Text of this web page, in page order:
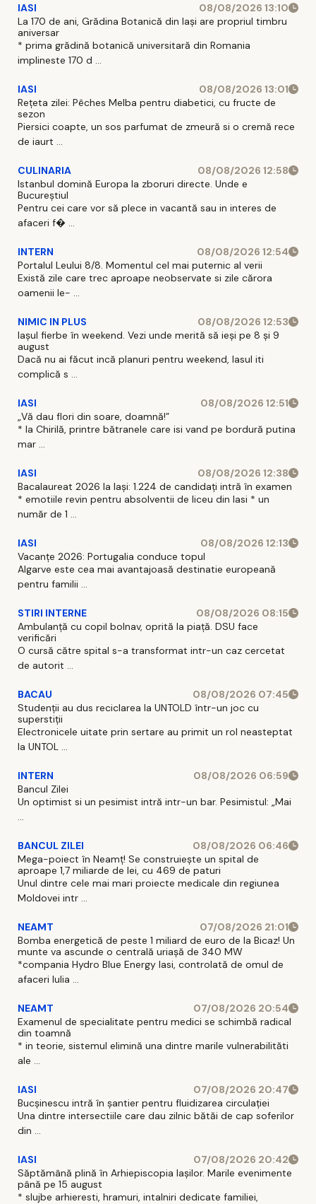
IASI
08/08/2026 13:10
La 170 de ani, Grădina Botanică din Iași are propriul timbru
aniversar
* prima grădină botanică universitară din Romania
implineste 170 d ...
IASI
08/08/2026 13:01
Rețeta zilei: Pêches Melba pentru diabetici, cu fructe de
sezon
Piersici coapte, un sos parfumat de zmeură si o cremă rece
de iaurt ...
CULINARIA
08/08/2026 12:58
Istanbul domină Europa la zboruri directe. Unde e
Bucureștiul
Pentru cei care vor să plece in vacantă sau in interes de
afaceri f� ...
INTERN
08/08/2026 12:54
Portalul Leului 8/8. Momentul cel mai puternic al verii
Există zile care trec aproape neobservate si zile cărora
oamenii le- ...
NIMIC IN PLUS
08/08/2026 12:53
Iașul fierbe în weekend. Vezi unde merită să ieși pe 8 și 9
august
Dacă nu ai făcut incă planuri pentru weekend, Iasul iti
complică s ...
IASI
08/08/2026 12:51
„Vă dau flori din soare, doamnă!”
* la Chirilă, printre bătranele care isi vand pe bordură putina
mar ...
IASI
08/08/2026 12:38
Bacalaureat 2026 la Iași: 1.224 de candidați intră în examen
* emotiile revin pentru absolventii de liceu din Iasi * un
număr de 1 ...
IASI
08/08/2026 12:13
Vacanțe 2026: Portugalia conduce topul
Algarve este cea mai avantajoasă destinatie europeană
pentru familii ...
STIRI INTERNE
08/08/2026 08:15
Ambulanță cu copil bolnav, oprită la piață. DSU face
verificări
O cursă către spital s-a transformat intr-un caz cercetat
de autorit ...
BACAU
08/08/2026 07:45
Studenții au dus reciclarea la UNTOLD într-un joc cu
superstiții
Electronicele uitate prin sertare au primit un rol neasteptat
la UNTOL ...
INTERN
08/08/2026 06:59
Bancul Zilei
Un optimist si un pesimist intră intr-un bar. Pesimistul: „Mai
...
BANCUL ZILEI
08/08/2026 06:46
Mega-poiect în Neamț! Se construiește un spital de
aproape 1,7 miliarde de lei, cu 469 de paturi
Unul dintre cele mai mari proiecte medicale din regiunea
Moldovei intr ...
NEAMT
07/08/2026 21:01
Bomba energetică de peste 1 miliard de euro de la Bicaz! Un
munte va ascunde o centrală uriașă de 340 MW
*compania Hydro Blue Energy Iasi, controlată de omul de
afaceri Iulia ...
NEAMT
07/08/2026 20:54
Examenul de specialitate pentru medici se schimbă radical
din toamnă
* in teorie, sistemul elimină una dintre marile vulnerabilităti
ale ...
IASI
07/08/2026 20:47
Bucșinescu intră în șantier pentru fluidizarea circulației
Una dintre intersectiile care dau zilnic bătăi de cap soferilor
din ...
IASI
07/08/2026 20:42
Săptămână plină în Arhiepiscopia Iașilor. Marile evenimente
până pe 15 august
* slujbe arhieresti, hramuri, intalniri dedicate familiei,